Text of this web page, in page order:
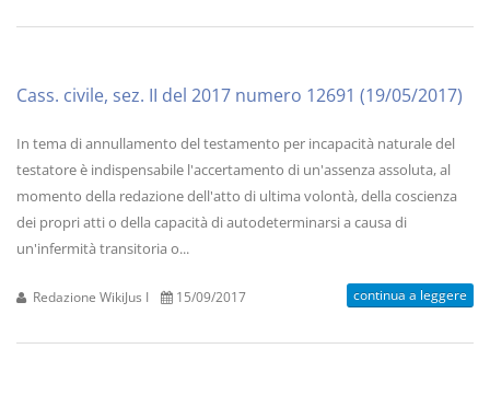
Cass. civile, sez. II del 2017 numero 12691 (19/05/2017)
In tema di annullamento del testamento per incapacità naturale del
testatore è indispensabile l'accertamento di un'assenza assoluta, al
momento della redazione dell'atto di ultima volontà, della coscienza
dei propri atti o della capacità di autodeterminarsi a causa di
un'infermità transitoria o...
Redazione WikiJus I 15/09/2017 continua a leggere